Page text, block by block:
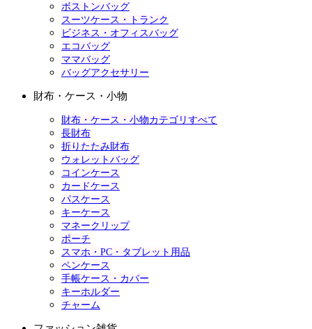
ボストンバッグ
スーツケース・トランク
ビジネス・オフィスバッグ
エコバッグ
ママバッグ
バッグアクセサリー
財布・ケース・小物
財布・ケース・小物カテゴリすべて
長財布
折りたたみ財布
ウォレットバッグ
コインケース
カードケース
パスケース
キーケース
マネークリップ
ポーチ
スマホ・PC・タブレット用品
ペンケース
手帳ケース・カバー
キーホルダー
チャーム